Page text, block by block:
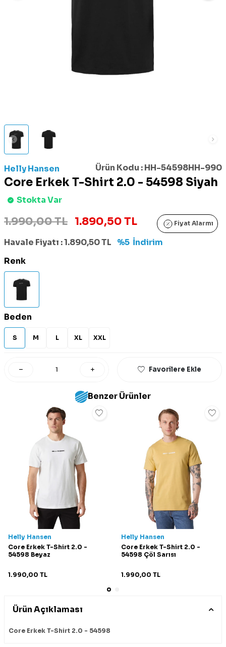
Helly Hansen Ürün Kodu :HH-54598HH-990
Core Erkek T-Shirt 2.0 - 54598 Siyah
Stokta Var
1.990,00 TL 1.890,50 TL Fiyat Alarmı
Havale Fiyatı :1.890,50TL %5 İndirim
Renk
Beden
S M L XL XXL
Favorilere Ekle
Benzer Ürünler
Helly Hansen
Core Erkek T-Shirt 2.0 -
54598 Beyaz
1.990,00 TL
Helly Hansen
Core Erkek T-Shirt 2.0 -
54598 Çöl Sarısı
1.990,00 TL
Ürün Açıklaması
Core Erkek T-Shirt 2.0 - 54598